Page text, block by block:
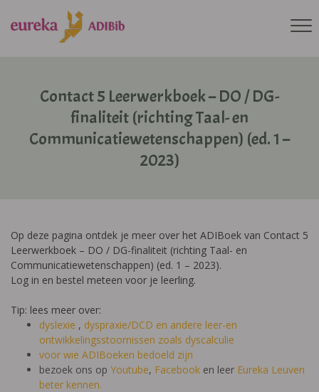
Contact 5 Leerwerkboek – DO / DG-
finaliteit (richting Taal- en
Communicatiewetenschappen) (ed. 1 –
2023)
Op deze pagina ontdek je meer over het ADIBoek van Contact 5
Leerwerkboek – DO / DG-finaliteit (richting Taal- en
Communicatiewetenschappen) (ed. 1 – 2023).
Log in en bestel meteen voor je leerling.
Tip: lees meer over:
dyslexie , dyspraxie/DCD en andere leer-en
ontwikkelingsstoornissen zoals dyscalculie
voor wie ADIBoeken bedoeld zijn
bezoek ons op Youtube, Facebook en leer Eureka Leuven
beter kennen.